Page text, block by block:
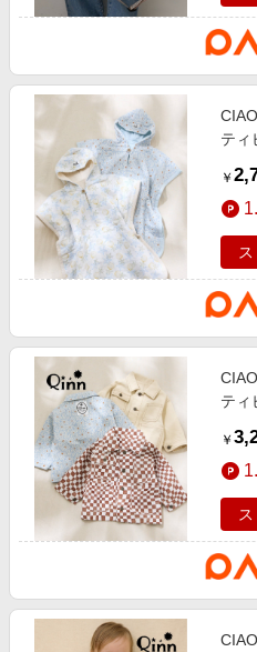
ティ
100
￥
ティ
ル：
ウン
￥